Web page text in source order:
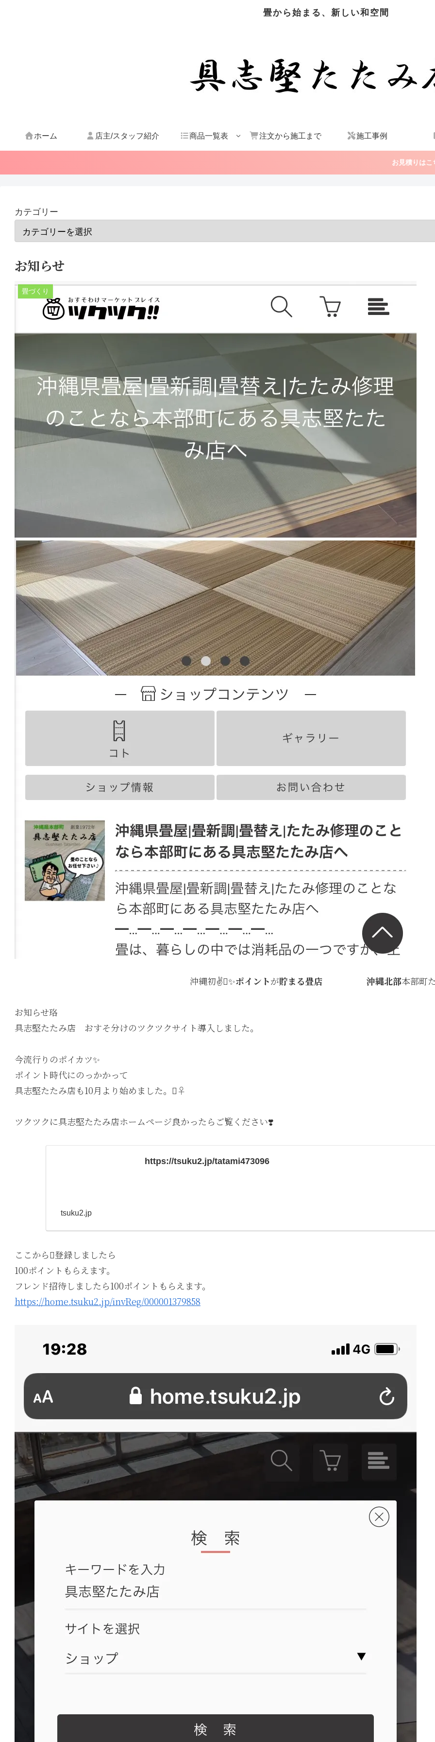
畳から始まる、新しい和空間
ホーム 店主/スタッフ紹介 商品一覧表 注文から施工まで 施工事例
お見積りはこちら
カテゴリー
お知らせ
畳づくり
沖縄初✌✨ポイントが貯まる畳店 沖縄北部本部町
お知らせ珞
具志堅たたみ店 おすそ分けのツクツクサイト導入しました。
今流行りのポイカツ✨
ポイント時代にのっかかって
具志堅たたみ店も10月より始めました。‍♀️
ツクツクに具志堅たたみ店ホームページ良かったらご覧ください❣️
https://tsuku2.jp/tatami473096
tsuku2.jp
ここから登録しましたら
100ポイントもらえます。
フレンド招待しましたら100ポイントもらえます。
https://home.tsuku2.jp/invReg/000001379858